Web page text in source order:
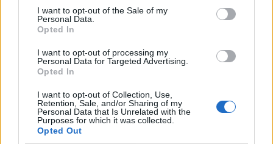
I want to opt-out of the Sale of my
Personal Data.
Opted In
I want to opt-out of processing my
Personal Data for Targeted Advertising.
Opted In
I want to opt-out of Collection, Use,
Retention, Sale, and/or Sharing of my
Personal Data that Is Unrelated with the
Purposes for which it was collected.
Opted Out
Waarom steeds meer sleutelfiguren Ajax
verlaten
Steijn: ‘Bergwijn was niet mijn eerste keus als
Ajax-aanvoerder’
Van Gaal-vertrek markeert einde van bestuurlijke
Ajax-fase